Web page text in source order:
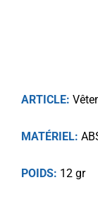
ARTICLE:
MATÉRIEL:
POIDS: 12 gr